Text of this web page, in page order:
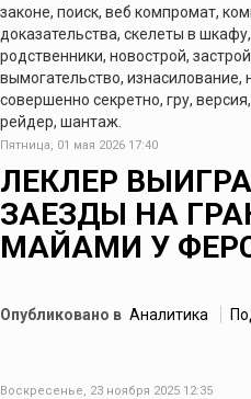
законе, поиск, веб компромат,
доказательства, скелеты в
родственники, новострой,
вымогательство, изнасилование,
совершенно секретно, гру,
рейдер, шантаж.
Пятница, 01 мая 2026 17:40
ЛЕКЛЕР
ЗАЕЗДЫ НА
МАЙАМИ У
Опубликовано в Аналитика
Воскресенье, 23 ноября 2025 12:35